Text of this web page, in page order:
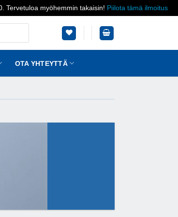
Tervetuloa myöhemmin takaisin! Piilota tämä ilmoitus
OTA YHTEYTTÄ